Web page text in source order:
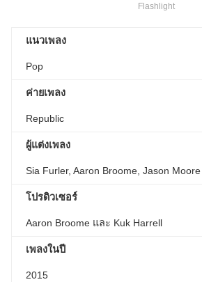
Flashlight
แนวเพลง
Pop
ค่ายเพลง
Republic
ผู้แต่งเพลง
Sia Furler, Aaron Broome, Jason
โปรดิวเซอร์
Aaron Broome และ Kuk Harrell
เพลงในปี
2015